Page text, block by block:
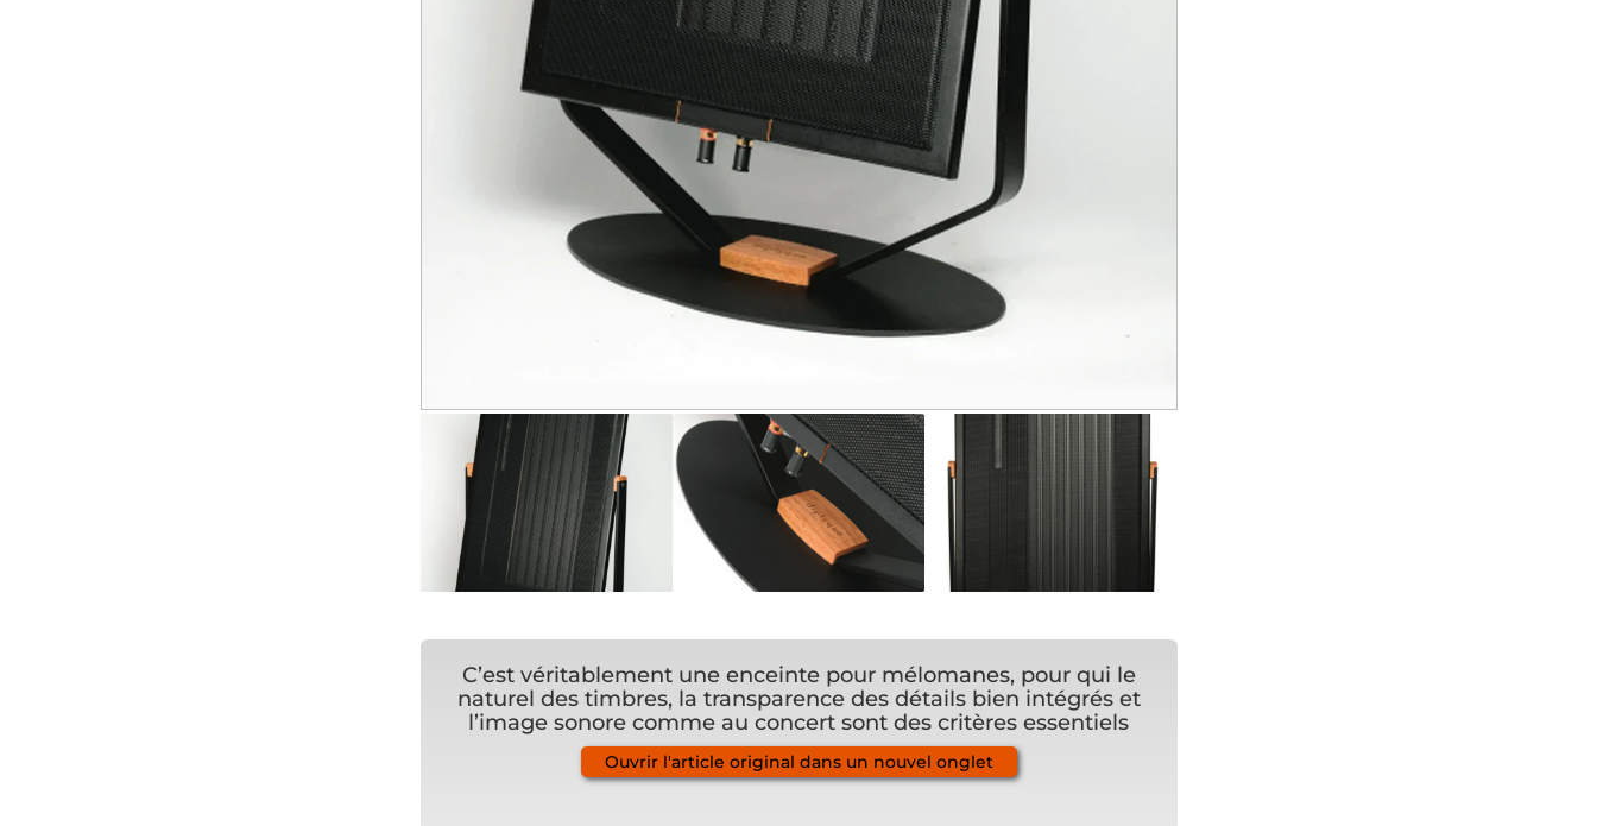
C’est véritablement une enceinte pour mélomanes, pour qui le
naturel des timbres, la transparence des détails bien intégrés et
l’image sonore comme au concert sont des critères essentiels
Ouvrir l'article original dans un nouvel onglet